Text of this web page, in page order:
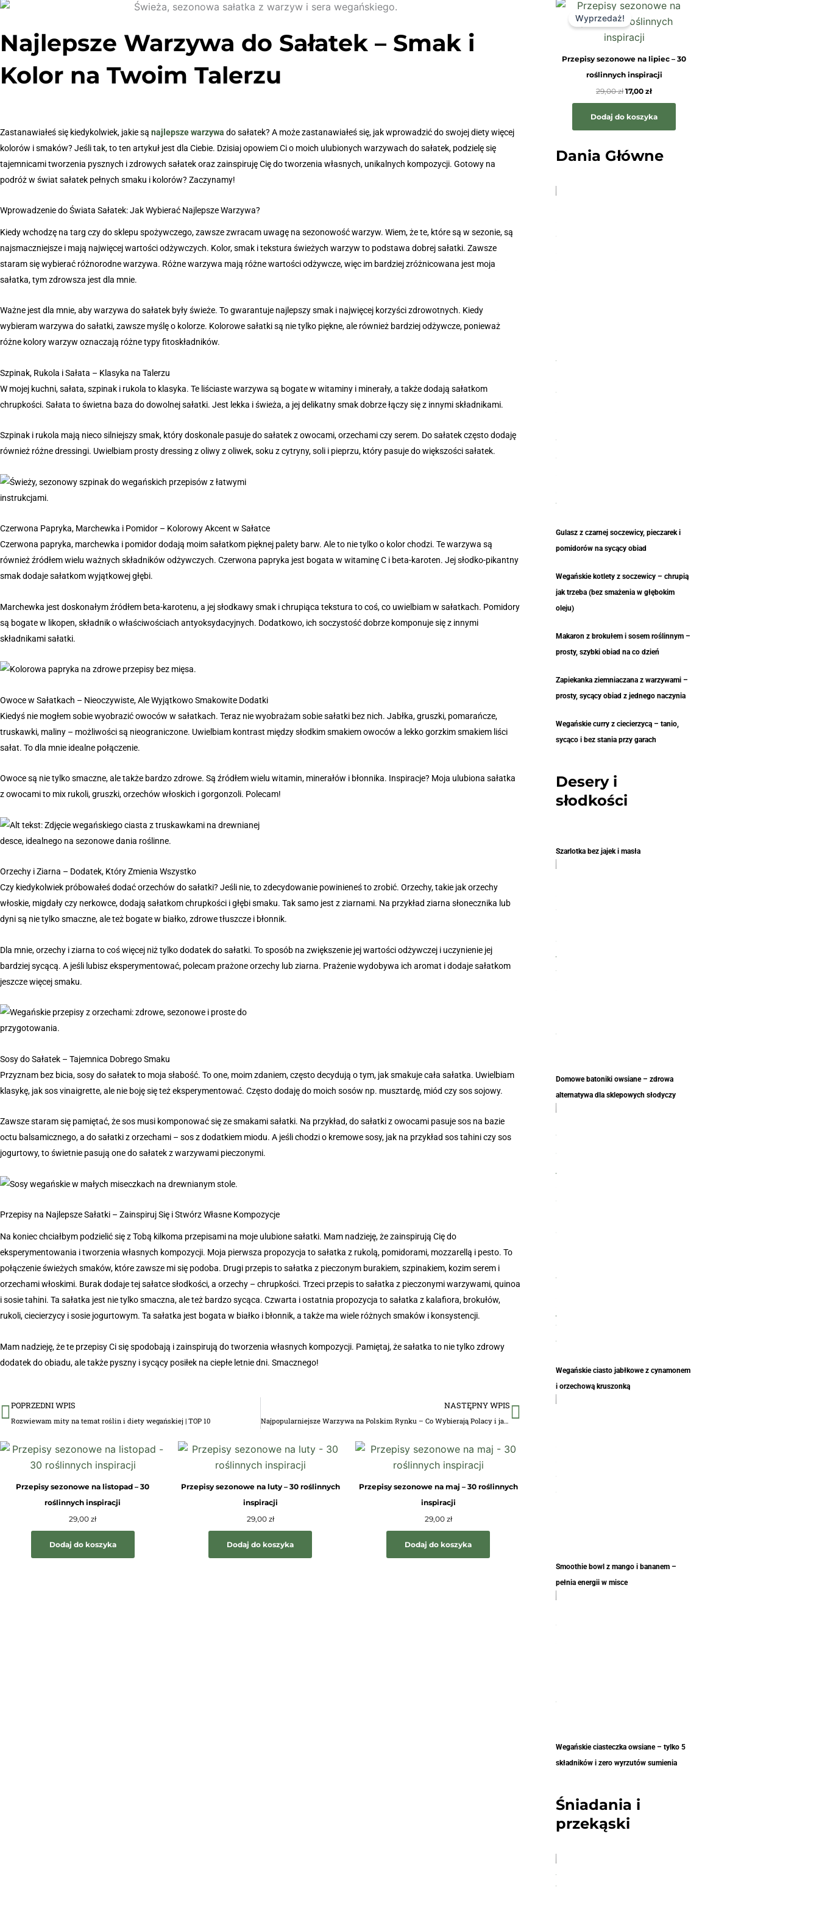
Najlepsze Warzywa do Sałatek – Smak i
Kolor na Twoim Talerzu
Zastanawiałeś się kiedykolwiek, jakie są najlepsze warzywa do sałatek? A może zastanawiałeś się, jak wprowadzić do swojej diety więcej
kolorów i smaków? Jeśli tak, to ten artykuł jest dla Ciebie. Dzisiaj opowiem Ci o moich ulubionych warzywach do sałatek, podzielę się
tajemnicami tworzenia pysznych i zdrowych sałatek oraz zainspiruję Cię do tworzenia własnych, unikalnych kompozycji. Gotowy na
podróż w świat sałatek pełnych smaku i kolorów? Zaczynamy!
Wprowadzenie do Świata Sałatek: Jak Wybierać Najlepsze Warzywa?
Kiedy wchodzę na targ czy do sklepu spożywczego, zawsze zwracam uwagę na sezonowość warzyw. Wiem, że te, które są w sezonie, są
najsmaczniejsze i mają najwięcej wartości odżywczych. Kolor, smak i tekstura świeżych warzyw to podstawa dobrej sałatki. Zawsze
staram się wybierać różnorodne warzywa. Różne warzywa mają różne wartości odżywcze, więc im bardziej zróżnicowana jest moja
sałatka, tym zdrowsza jest dla mnie.
Ważne jest dla mnie, aby warzywa do sałatek były świeże. To gwarantuje najlepszy smak i najwięcej korzyści zdrowotnych. Kiedy
wybieram warzywa do sałatki, zawsze myślę o kolorze. Kolorowe sałatki są nie tylko piękne, ale również bardziej odżywcze, ponieważ
różne kolory warzyw oznaczają różne typy fitoskładników.
Szpinak, Rukola i Sałata – Klasyka na Talerzu
W mojej kuchni, sałata, szpinak i rukola to klasyka. Te liściaste warzywa są bogate w witaminy i minerały, a także dodają sałatkom
chrupkości. Sałata to świetna baza do dowolnej sałatki. Jest lekka i świeża, a jej delikatny smak dobrze łączy się z innymi składnikami.
Szpinak i rukola mają nieco silniejszy smak, który doskonale pasuje do sałatek z owocami, orzechami czy serem. Do sałatek często dodaję
również różne dressingi. Uwielbiam prosty dressing z oliwy z oliwek, soku z cytryny, soli i pieprzu, który pasuje do większości sałatek.
Czerwona Papryka, Marchewka i Pomidor – Kolorowy Akcent w Sałatce
Czerwona papryka, marchewka i pomidor dodają moim sałatkom pięknej palety barw. Ale to nie tylko o kolor chodzi. Te warzywa są
również źródłem wielu ważnych składników odżywczych. Czerwona papryka jest bogata w witaminę C i beta-karoten. Jej słodko-pikantny
smak dodaje sałatkom wyjątkowej głębi.
Marchewka jest doskonałym źródłem beta-karotenu, a jej słodkawy smak i chrupiąca tekstura to coś, co uwielbiam w sałatkach. Pomidory
są bogate w likopen, składnik o właściwościach antyoksydacyjnych. Dodatkowo, ich soczystość dobrze komponuje się z innymi
składnikami sałatki.
Owoce w Sałatkach – Nieoczywiste, Ale Wyjątkowo Smakowite Dodatki
Kiedyś nie mogłem sobie wyobrazić owoców w sałatkach. Teraz nie wyobrażam sobie sałatki bez nich. Jabłka, gruszki, pomarańcze,
truskawki, maliny – możliwości są nieograniczone. Uwielbiam kontrast między słodkim smakiem owoców a lekko gorzkim smakiem liści
sałat. To dla mnie idealne połączenie.
Owoce są nie tylko smaczne, ale także bardzo zdrowe. Są źródłem wielu witamin, minerałów i błonnika. Inspiracje? Moja ulubiona sałatka
z owocami to mix rukoli, gruszki, orzechów włoskich i gorgonzoli. Polecam!
Orzechy i Ziarna – Dodatek, Który Zmienia Wszystko
Czy kiedykolwiek próbowałeś dodać orzechów do sałatki? Jeśli nie, to zdecydowanie powinieneś to zrobić. Orzechy, takie jak orzechy
włoskie, migdały czy nerkowce, dodają sałatkom chrupkości i głębi smaku. Tak samo jest z ziarnami. Na przykład ziarna słonecznika lub
dyni są nie tylko smaczne, ale też bogate w białko, zdrowe tłuszcze i błonnik.
Dla mnie, orzechy i ziarna to coś więcej niż tylko dodatek do sałatki. To sposób na zwiększenie jej wartości odżywczej i uczynienie jej
bardziej sycącą. A jeśli lubisz eksperymentować, polecam prażone orzechy lub ziarna. Prażenie wydobywa ich aromat i dodaje sałatkom
jeszcze więcej smaku.
Sosy do Sałatek – Tajemnica Dobrego Smaku
Przyznam bez bicia, sosy do sałatek to moja słabość. To one, moim zdaniem, często decydują o tym, jak smakuje cała sałatka. Uwielbiam
klasykę, jak sos vinaigrette, ale nie boję się też eksperymentować. Często dodaję do moich sosów np. musztardę, miód czy sos sojowy.
Zawsze staram się pamiętać, że sos musi komponować się ze smakami sałatki. Na przykład, do sałatki z owocami pasuje sos na bazie
octu balsamicznego, a do sałatki z orzechami – sos z dodatkiem miodu. A jeśli chodzi o kremowe sosy, jak na przykład sos tahini czy sos
jogurtowy, to świetnie pasują one do sałatek z warzywami pieczonymi.
Przepisy na Najlepsze Sałatki – Zainspiruj Się i Stwórz Własne Kompozycje
Na koniec chciałbym podzielić się z Tobą kilkoma przepisami na moje ulubione sałatki. Mam nadzieję, że zainspirują Cię do
eksperymentowania i tworzenia własnych kompozycji. Moja pierwsza propozycja to sałatka z rukolą, pomidorami, mozzarellą i pesto. To
połączenie świeżych smaków, które zawsze mi się podoba. Drugi przepis to sałatka z pieczonym burakiem, szpinakiem, kozim serem i
orzechami włoskimi. Burak dodaje tej sałatce słodkości, a orzechy – chrupkości. Trzeci przepis to sałatka z pieczonymi warzywami, quinoa
i sosie tahini. Ta sałatka jest nie tylko smaczna, ale też bardzo sycąca. Czwarta i ostatnia propozycja to sałatka z kalafiora, brokułów,
rukoli, ciecierzycy i sosie jogurtowym. Ta sałatka jest bogata w białko i błonnik, a także ma wiele różnych smaków i konsystencji.
Mam nadzieję, że te przepisy Ci się spodobają i zainspirują do tworzenia własnych kompozycji. Pamiętaj, że sałatka to nie tylko zdrowy
dodatek do obiadu, ale także pyszny i sycący posiłek na ciepłe letnie dni. Smacznego!
Prev
POPRZEDNI WPIS
Rozwiewam mity na temat roślin i diety wegańskiej | TOP 10
NASTĘPNY WPIS
Najpopularniejsze Warzywa na Polskim Rynku – Co Wybierają Polacy i jak je przyrządzić? [Polskie warzywa]
Następny
Przepisy sezonowe na listopad – 30
roślinnych inspiracji
29,00zł
Dodaj do koszyka
Przepisy sezonowe na luty – 30 roślinnych
inspiracji
29,00 zł
Dodaj do koszyka
Przepisy sezonowe na maj – 30 roślinnych
inspiracji
29,00 zł
Dodaj do koszyka
Wyprzedaż!
Przepisy sezonowe na lipiec – 30
roślinnych inspiracji
29,00zł
cena
wynosiła:
29,00 zł.
17,00zł
cena
wynosi:
17,00 zł.
Dodaj do koszyka
Dania Główne
Gulasz z czarnej soczewicy, pieczarek i
pomidorów na sycący obiad
Wegańskie kotlety z soczewicy – chrupią
jak trzeba (bez smażenia w głębokim
oleju)
Makaron z brokułem i sosem roślinnym –
prosty, szybki obiad na co dzień
Zapiekanka ziemniaczana z warzywami –
prosty, sycący obiad z jednego naczynia
Wegańskie curry z ciecierzycą – tanio,
sycąco i bez stania przy garach
Desery i
słodkości
Szarlotka bez jajek i masła
Domowe batoniki owsiane – zdrowa
alternatywa dla sklepowych słodyczy
Wegańskie ciasto jabłkowe z cynamonem
i orzechową kruszonką
Smoothie bowl z mango i bananem –
pełnia energii w misce
Wegańskie ciasteczka owsiane – tylko 5
składników i zero wyrzutów sumienia
Śniadania i
przekąski